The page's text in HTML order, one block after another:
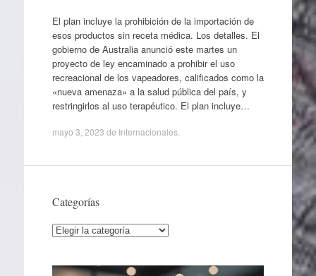
El plan incluye la prohibición de la importación de
esos productos sin receta médica. Los detalles. El
gobierno de Australia anunció este martes un
proyecto de ley encaminado a prohibir el uso
recreacional de los vapeadores, calificados como la
«nueva amenaza» a la salud pública del país, y
restringirlos al uso terapéutico. El plan incluye…
mayo 3, 2023 de Internacionales.
Categorías
Categorías